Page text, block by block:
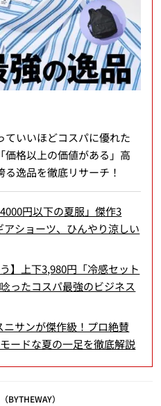
ていいほどコスパに優れた
価格以上の価値がある」高
逸品を徹底リサーチ！
円以下の夏服」傑作3
ショーツ、ひんやり涼しい
】上下3,980円「冷感セット
ったコスパ最強のビジネス
ニサンが傑作級！プロ絶賛
ードな夏の一足を徹底解説
）